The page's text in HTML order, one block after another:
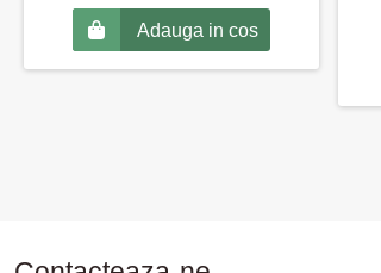
Adauga in cos